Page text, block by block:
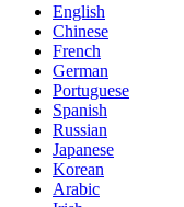
English
Chinese
French
German
Portuguese
Spanish
Russian
Japanese
Korean
Arabic